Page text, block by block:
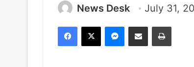
News Desk July 31,
Facebook
X Messenger
Share via Email Print